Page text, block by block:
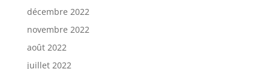
décembre 2022
novembre 2022
août 2022
juillet 2022